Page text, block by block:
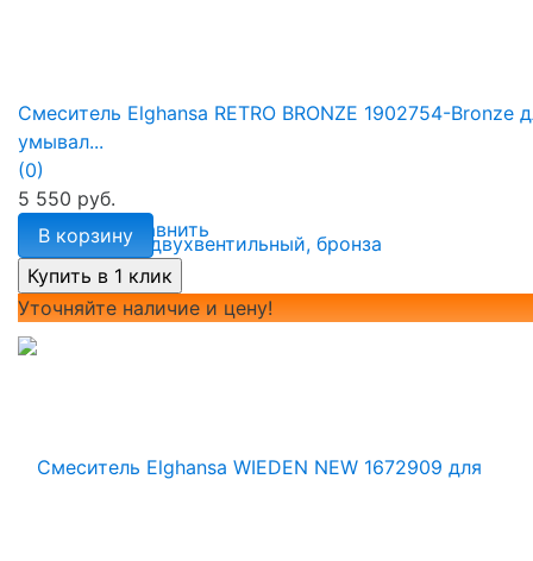
избранное сравнить
Смеситель Elghansa RETRO BRONZE 1902754-Bronze
умывал...
(0)
5 550 руб.
В корзину
Уточняйте наличие и цену!